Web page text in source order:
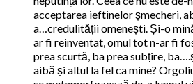
acceptarea ieftinelor șmecheri,
a…credulității omenești. Și-o
ar fi reinventat, omul tot n-ar fi
prea scurtă, ba prea subțire,
aibă și altul la fel ca mine?